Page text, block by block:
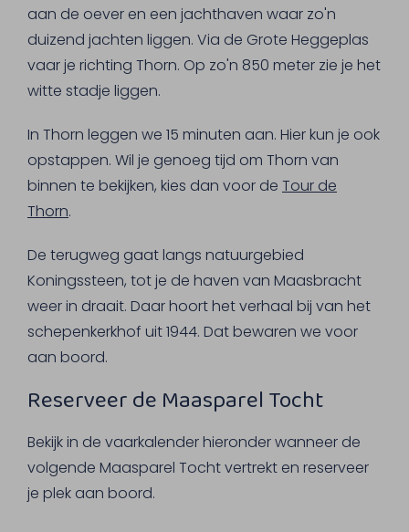
aan de oever en een jachthaven waar zo'n
duizend jachten liggen. Via de Grote Heggeplas
vaar je richting Thorn. Op zo'n 850 meter zie je het
witte stadje liggen.
In Thorn leggen we 15 minuten aan. Hier kun je ook
opstappen. Wil je genoeg tijd om Thorn van
binnen te bekijken, kies dan voor de Tour de
Thorn.
De terugweg gaat langs natuurgebied
Koningssteen, tot je de haven van Maasbracht
weer in draait. Daar hoort het verhaal bij van het
schepenkerkhof uit 1944. Dat bewaren we voor
aan boord.
Reserveer de Maasparel Tocht
Bekijk in de vaarkalender hieronder wanneer de
volgende Maasparel Tocht vertrekt en reserveer
je plek aan boord.